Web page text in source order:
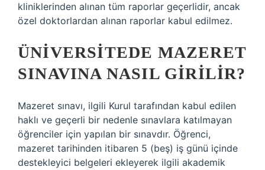
kliniklerinden alınan tüm raporlar geçerlidir, ancak
özel doktorlardan alınan raporlar kabul edilmez.
ÜNIVERSITEDE MAZERET
SINAVINA NASIL GIRILIR?
Mazeret sınavı, ilgili Kurul tarafından kabul edilen
haklı ve geçerli bir nedenle sınavlara katılmayan
öğrenciler için yapılan bir sınavdır. Öğrenci,
mazeret tarihinden itibaren 5 (beş) iş günü içinde
destekleyici belgeleri ekleyerek ilgili akademik